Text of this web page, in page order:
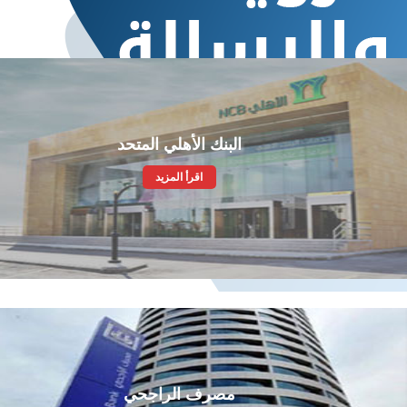
البنك الأهلي المتحد
اقرأ المزيد
مصرف الراجحي